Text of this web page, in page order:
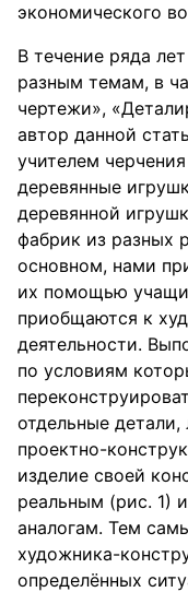
экономического
В течение ряда
разным темам, в
чертежи»,
автор данной
учителем
деревянные
деревянной
фабрик из разных
основном, нами
их помощью
приобщаются к
деятельности.
по условиям
отдельные
проектно-
изделие своей
реальным (рис. 1)
аналогам. Тем
художника-
определённых